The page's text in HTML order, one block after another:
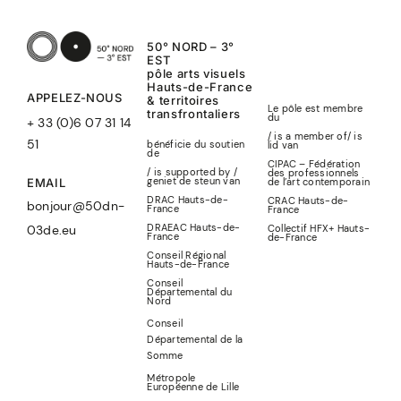
APPELEZ-NOUS
+ 33 (0)6 07 31 14
51
EMAIL
bonjour@50dn-
03de.eu
50° NORD – 3°
EST
pôle arts visuels
Hauts-de-France
& territoires
transfrontaliers
bénéficie du soutien
de
/ is supported by /
geniet de steun van
DRAC Hauts-de-
France
DRAEAC Hauts-de-
France
Conseil Régional
Hauts-de-France
Conseil
Départemental du
Nord
Conseil
Départemental de la
Somme
Métropole
Européenne de Lille
Le pôle est membre
du
/ is a member of/is
lid van
CIPAC – Fédération
des professionnels
de l’art contemporain
CRAC Hauts-de-
France
Collectif HFX+ Hauts-
de-France